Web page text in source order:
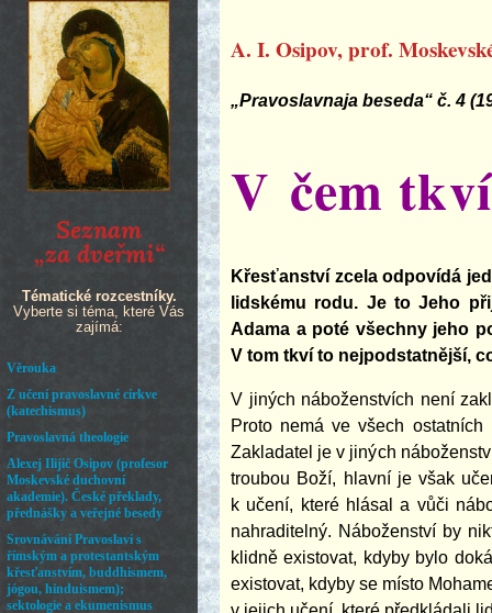
A. I. Osipov, prof.
„Pravoslavnaja beseda“ č. 4
V čem
Křesťanství zcela odpovídá
lidskému rodu. Je to Jeho
Adama a poté všechny jeho
V tom tkví to nejpodstatnější,
V jiných náboženstvích není
Proto nemá ve všech
Zakladatel je v jiných
troubou Boží, hlavní je však
k učení, které hlásal a vůči
nahraditelný. Náboženství by
klidně existovat, kdyby bylo
existovat, kdyby se místo